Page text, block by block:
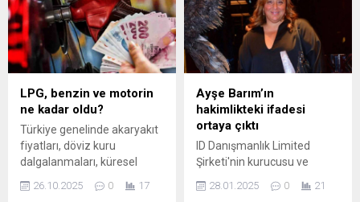
LPG, benzin ve motorin
ne kadar oldu?
Türkiye genelinde akaryakıt
fiyatları, döviz kuru
dalgalanmaları, küresel
petrol piyasasındaki
değişimler ve vergi
26.10.2025 0 17
Ayşe Barım’ın
hakimlikteki ifadesi
ortaya çıktı
ID Danışmanlık Limited
Şirketi'nin kurucusu ve
ortağı olan Ayşe Barım'ın,
Gezi Parkı olaylarının
28.01.2025 0 21